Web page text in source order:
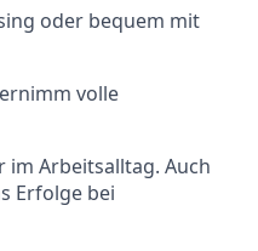
oder bequem mit
volle
Arbeitsalltag. Auch
Erfolge bei